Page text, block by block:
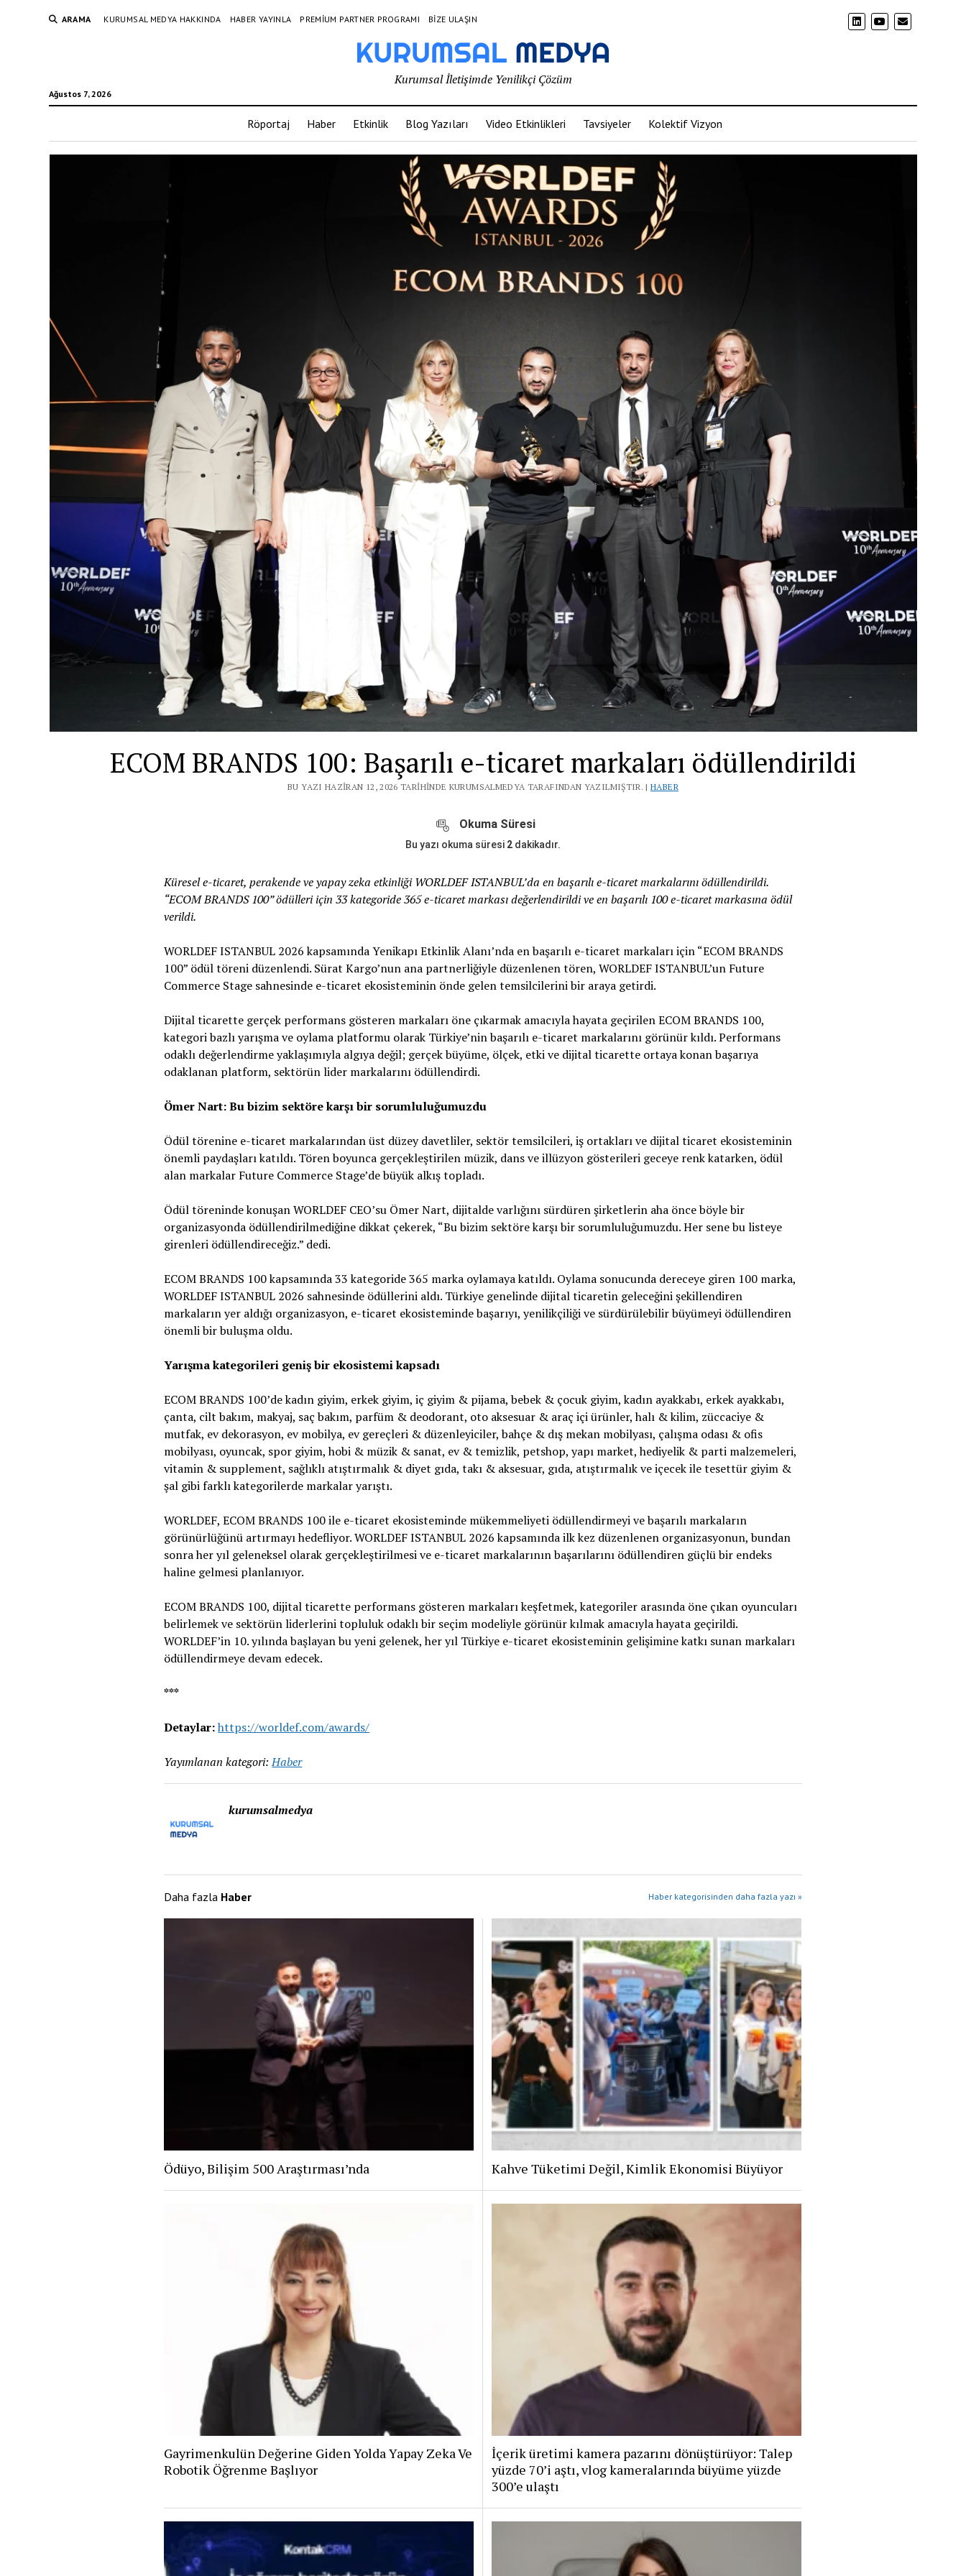
ARAMA KURUMSAL MEDYA HAKKINDA HABER YAYINLA PREMIUM PARTNER PROGRAMI BIZE ULAŞIN
Ağustos 7, 2026
Kurumsal İletişimde Yenilikçi Çözüm
Röportaj Haber Etkinlik Blog Yazıları Video Etkinlikleri Tavsiyeler Kolektif Vizyon
ECOM BRANDS 100: Başarılı e-ticaret markaları ödüllendirildi
BU YAZI HAZIRAN 12, 2026 TARIHINDE KURUMSALMEDYA TARAFINDAN YAZILMIŞTIR. |HABER
Okuma Süresi
Bu yazı okuma süresi 2 dakikadır.
Küresel e-ticaret, perakende ve yapay zeka etkinliği WORLDEF ISTANBUL’da en başarılı e-ticaret markalarını ödüllendirildi.
“ECOM BRANDS 100” ödülleri için 33 kategoride 365 e-ticaret markası değerlendirildi ve en başarılı 100 e-ticaret markasına ödül
verildi.
WORLDEF ISTANBUL 2026 kapsamında Yenikapı Etkinlik Alanı’nda en başarılı e-ticaret markaları için “ECOM BRANDS
100” ödül töreni düzenlendi. Sürat Kargo’nun ana partnerliğiyle düzenlenen tören, WORLDEF ISTANBUL’un Future
Commerce Stage sahnesinde e-ticaret ekosisteminin önde gelen temsilcilerini bir araya getirdi.
Dijital ticarette gerçek performans gösteren markaları öne çıkarmak amacıyla hayata geçirilen ECOM BRANDS 100,
kategori bazlı yarışma ve oylama platformu olarak Türkiye’nin başarılı e-ticaret markalarını görünür kıldı. Performans
odaklı değerlendirme yaklaşımıyla algıya değil; gerçek büyüme, ölçek, etki ve dijital ticarette ortaya konan başarıya
odaklanan platform, sektörün lider markalarını ödüllendirdi.
Ömer Nart: Bu bizim sektöre karşı bir sorumluluğumuzdu
Ödül törenine e-ticaret markalarından üst düzey davetliler, sektör temsilcileri, iş ortakları ve dijital ticaret ekosisteminin
önemli paydaşları katıldı. Tören boyunca gerçekleştirilen müzik, dans ve illüzyon gösterileri geceye renk katarken, ödül
alan markalar Future Commerce Stage’de büyük alkış topladı.
Ödül töreninde konuşan WORLDEF CEO’su Ömer Nart, dijitalde varlığını sürdüren şirketlerin aha önce böyle bir
organizasyonda ödüllendirilmediğine dikkat çekerek, “Bu bizim sektöre karşı bir sorumluluğumuzdu. Her sene bu listeye
girenleri ödüllendireceğiz.” dedi.
ECOM BRANDS 100 kapsamında 33 kategoride 365 marka oylamaya katıldı. Oylama sonucunda dereceye giren 100 marka,
WORLDEF ISTANBUL 2026 sahnesinde ödüllerini aldı. Türkiye genelinde dijital ticaretin geleceğini şekillendiren
markaların yer aldığı organizasyon, e-ticaret ekosisteminde başarıyı, yenilikçiliği ve sürdürülebilir büyümeyi ödüllendiren
önemli bir buluşma oldu.
Yarışma kategorileri geniş bir ekosistemi kapsadı
ECOM BRANDS 100’de kadın giyim, erkek giyim, iç giyim & pijama, bebek & çocuk giyim, kadın ayakkabı, erkek ayakkabı,
çanta, cilt bakım, makyaj, saç bakım, parfüm & deodorant, oto aksesuar & araç içi ürünler, halı & kilim, züccaciye &
mutfak, ev dekorasyon, ev mobilya, ev gereçleri & düzenleyiciler, bahçe & dış mekan mobilyası, çalışma odası & ofis
mobilyası, oyuncak, spor giyim, hobi & müzik & sanat, ev & temizlik, petshop, yapı market, hediyelik & parti malzemeleri,
vitamin & supplement, sağlıklı atıştırmalık & diyet gıda, takı & aksesuar, gıda, atıştırmalık ve içecek ile tesettür giyim &
şal gibi farklı kategorilerde markalar yarıştı.
WORLDEF, ECOM BRANDS 100 ile e-ticaret ekosisteminde mükemmeliyeti ödüllendirmeyi ve başarılı markaların
görünürlüğünü artırmayı hedefliyor. WORLDEF ISTANBUL 2026 kapsamında ilk kez düzenlenen organizasyonun, bundan
sonra her yıl geleneksel olarak gerçekleştirilmesi ve e-ticaret markalarının başarılarını ödüllendiren güçlü bir endeks
haline gelmesi planlanıyor.
ECOM BRANDS 100, dijital ticarette performans gösteren markaları keşfetmek, kategoriler arasında öne çıkan oyuncuları
belirlemek ve sektörün liderlerini topluluk odaklı bir seçim modeliyle görünür kılmak amacıyla hayata geçirildi.
WORLDEF’in 10. yılında başlayan bu yeni gelenek, her yıl Türkiye e-ticaret ekosisteminin gelişimine katkı sunan markaları
ödüllendirmeye devam edecek.
***
Detaylar:https://worldef.com/awards/
Yayımlanan kategori: Haber
kurumsalmedya
Daha fazla Haber Haber kategorisinden daha fazla yazı »
Ödüyo, Bilişim 500 Araştırması’nda Kahve Tüketimi Değil, Kimlik Ekonomisi Büyüyor
Gayrimenkulün Değerine Giden Yolda Yapay Zeka Ve
Robotik Öğrenme Başlıyor
İçerik üretimi kamera pazarını dönüştürüyor: Talep
yüzde 70’i aştı, vlog kameralarında büyüme yüzde
300’e ulaştı